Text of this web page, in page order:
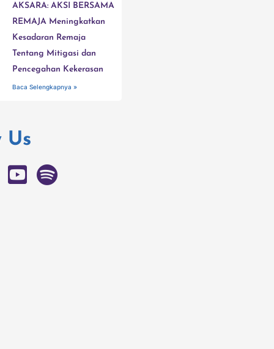
AKSARA: AKSI BERSAMA
REMAJA Meningkatkan
Kesadaran Remaja
Tentang Mitigasi dan
Pencegahan Kekerasan
Baca Selengkapnya »
Us